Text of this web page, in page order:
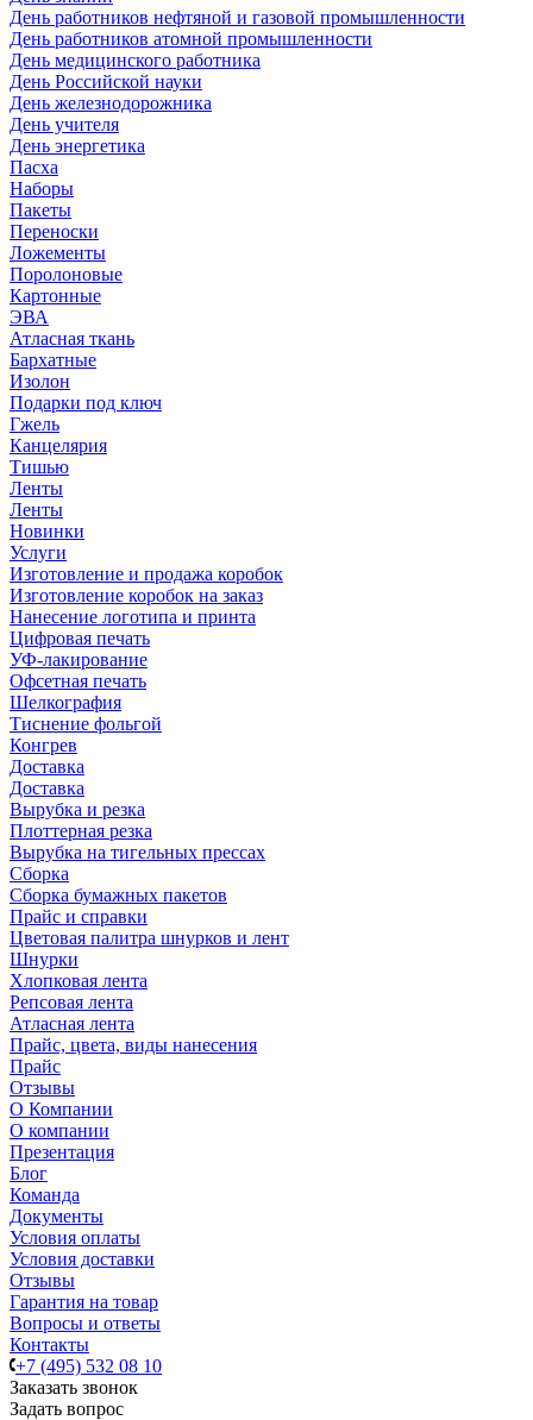
День работников нефтяной и газовой промышленности
День работников атомной промышленности
День медицинского работника
День Российской науки
День железнодорожника
День учителя
День энергетика
Пасха
Наборы
Пакеты
Переноски
Ложементы
Поролоновые
Картонные
ЭВА
Атласная ткань
Бархатные
Изолон
Подарки под ключ
Гжель
Канцелярия
Тишью
Ленты
Ленты
Новинки
Услуги
Изготовление и продажа коробок
Изготовление коробок на заказ
Нанесение логотипа и принта
Цифровая печать
УФ-лакирование
Офсетная печать
Шелкография
Тиснение фольгой
Конгрев
Доставка
Доставка
Вырубка и резка
Плоттерная резка
Вырубка на тигельных прессах
Сборка
Сборка бумажных пакетов
Прайс и справки
Цветовая палитра шнурков и лент
Шнурки
Хлопковая лента
Репсовая лента
Атласная лента
Прайс, цвета, виды нанесения
Прайс
Отзывы
О Компании
О компании
Презентация
Блог
Команда
Документы
Условия оплаты
Условия доставки
Отзывы
Гарантия на товар
Вопросы и ответы
Контакты
+7 (495) 532 08 10
Заказать звонок
Задать вопрос